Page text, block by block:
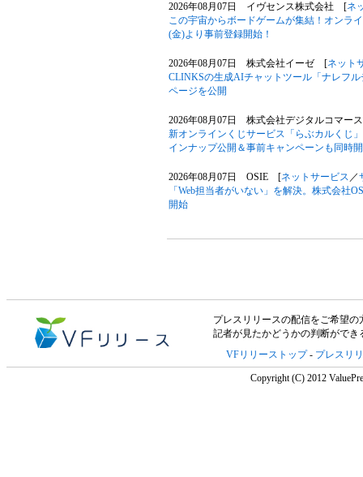
2026年08月07日 イヴセンス株式会社 [ネ
この宇宙からボードゲームが集結！オンラ
(金)より事前登録開始！
2026年08月07日 株式会社イーゼ [ネット
CLINKSの生成AIチャットツール「ナレフ
ページを公開
2026年08月07日 株式会社デジタルコマー
新オンラインくじサービス「らぶカルくじ
インナップ公開＆事前キャンペーンも同時
2026年08月07日 OSIE [ネットサービス ／
「Web担当者がいない」を解決。株式会社
開始
プレスリリースの配信をご希望の
記者が見たかどうかの判断がで
VFリリーストップ- プレスリ
Copyright (C) 2012